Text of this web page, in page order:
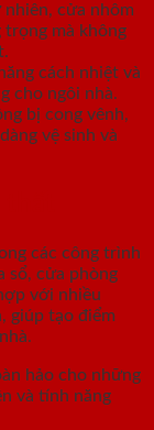
cửa nhôm
trọng mà không
cách nhiệt và
cho ngôi nhà.
bị cong vênh,
vệ sinh và
các công trình
sổ, cửa phòng
với nhiều
giúp tạo điểm
hảo cho những
và tính năng